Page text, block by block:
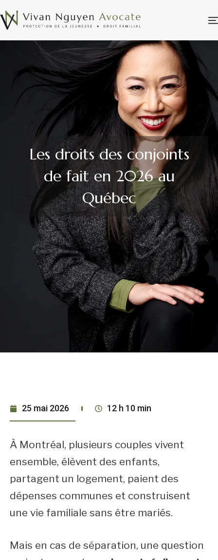
Les droits des conjoints
de fait en 2026 au
Québec
25 mai 2026 12 h 10 min
À Montréal, plusieurs couples vivent
ensemble, élèvent des enfants,
partagent un logement, paient des
dépenses communes et construisent
une vie familiale sans être mariés.
Mais en cas de séparation, une question